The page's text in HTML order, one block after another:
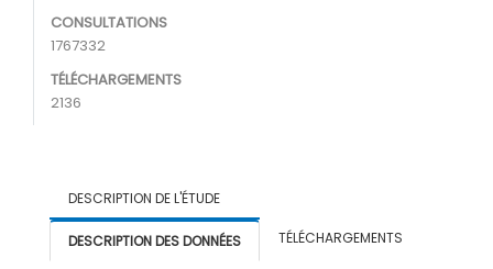
CONSULTATIONS
1767332
TÉLÉCHARGEMENTS
2136
DESCRIPTION DE L'ÉTUDE
DESCRIPTION DES DONNÉES TÉLÉCHARGEMENTS